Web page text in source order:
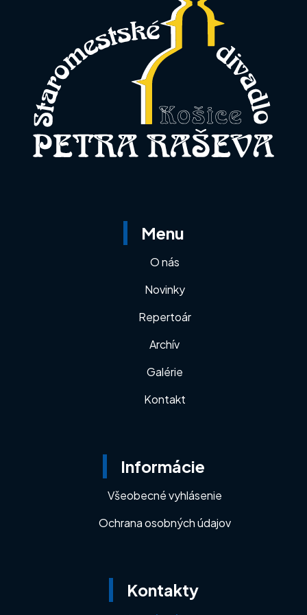
Menu
O nás
Novinky
Repertoár
Archív
Galérie
Kontakt
Informácie
Všeobecné vyhlásenie
Ochrana osobných údajov
Kontakty